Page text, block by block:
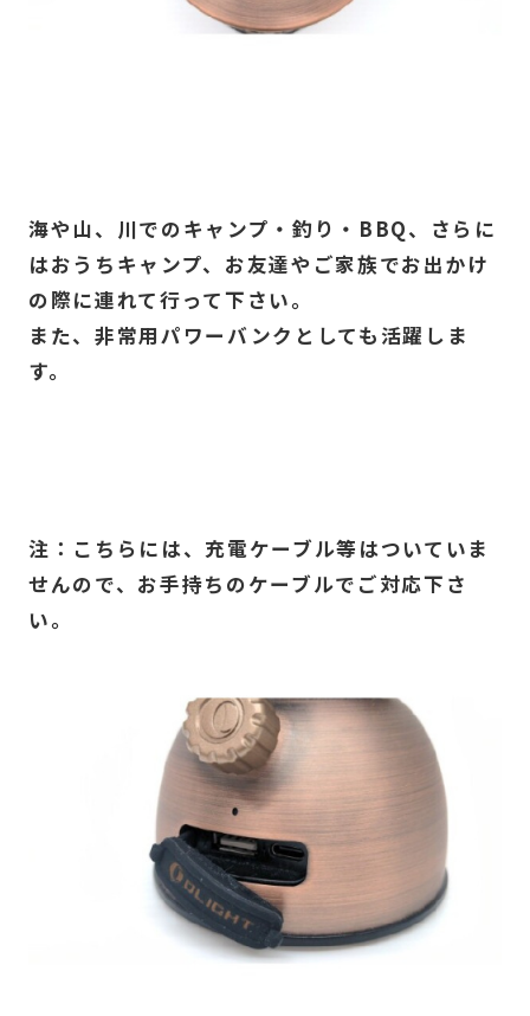
海や山、川でのキャンプ・釣り・BBQ、さらに
はおうちキャンプ、お友達やご家族でお出かけ
の際に連れて行って下さい。
また、非常用パワーバンクとしても活躍しま
す。
注：こちらには、充電ケーブル等はついていま
せんので、お手持ちのケーブルでご対応下さ
い。